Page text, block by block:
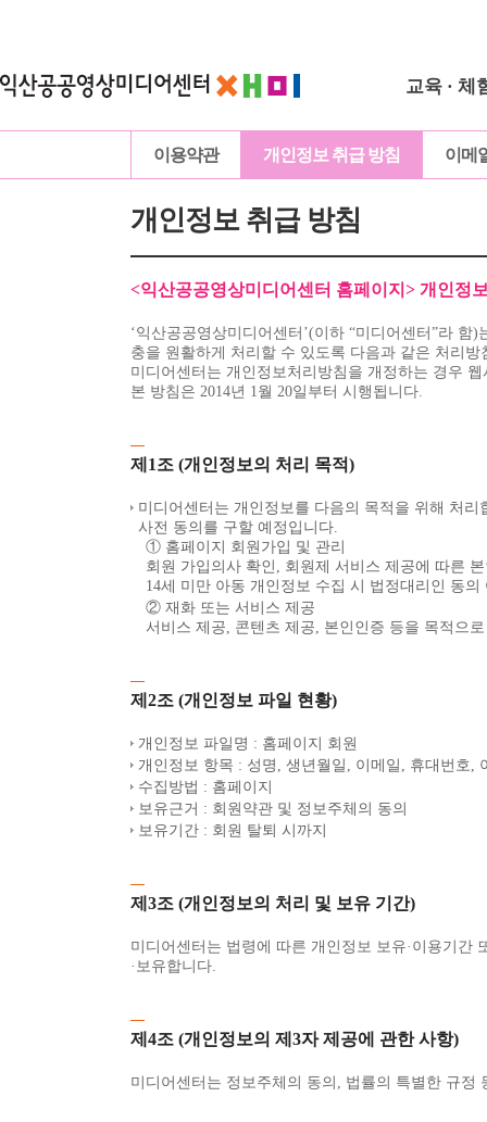
교육 · 체
이용약관 개인정보 취급 방침 이메
개인정보 취급 방침
<익산공공영상미디어센터 홈페이지> 개인정
‘익산공공영상미디어센터’(이하 “미디어센터”라
충을 원활하게 처리할 수 있도록 다음과 같은 처리방
미디어센터는 개인정보처리방침을 개정하는 경우
본 방침은 2014년 1월 20일부터 시행됩니다.
제1조 (개인정보의 처리 목적)
미디어센터는 개인정보를 다음의 목적을 위해 처
사전 동의를 구할 예정입니다.
① 홈페이지 회원가입 및 관리
회원 가입의사 확인, 회원제 서비스 제공에 따른
14세 미만 아동 개인정보 수집 시 법정대리인 동
② 재화 또는 서비스 제공
서비스 제공, 콘텐츠 제공, 본인인증 등을 목적으
제2조 (개인정보 파일 현황)
개인정보 파일명 : 홈페이지 회원
개인정보 항목 : 성명, 생년월일, 이메일, 휴대번호,
수집방법 : 홈페이지
보유근거 : 회원약관 및 정보주체의 동의
보유기간 : 회원 탈퇴 시까지
제3조 (개인정보의 처리 및 보유 기간)
미디어센터는 법령에 따른 개인정보 보유·이용기간
·보유합니다.
제4조 (개인정보의 제3자 제공에 관한 사항)
미디어센터는 정보주체의 동의, 법률의 특별한 규정